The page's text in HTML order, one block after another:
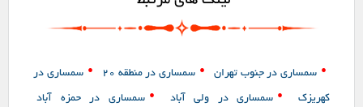
• سمساری در جنوب تهران • سمساری در منطقه 20 • سمساری در
کهریزک • سمساری در ولی آباد • سمساری در حمزه آباد